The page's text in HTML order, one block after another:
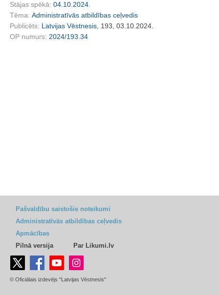
Stājas spēkā: 04.10.2024.
Tēma: Administratīvās atbildības ceļvedis
Publicēts: Latvijas Vēstnesis , 193, 03.10.2024.
OP numurs: 2024/193.34
Pašvaldību saistošie noteikumi
Administratīvās atbildības ceļvedis
Apmācības
Pilnā versija
Par Likumi.lv
© Oficiālais izdevējs "Latvijas Vēstnesis"